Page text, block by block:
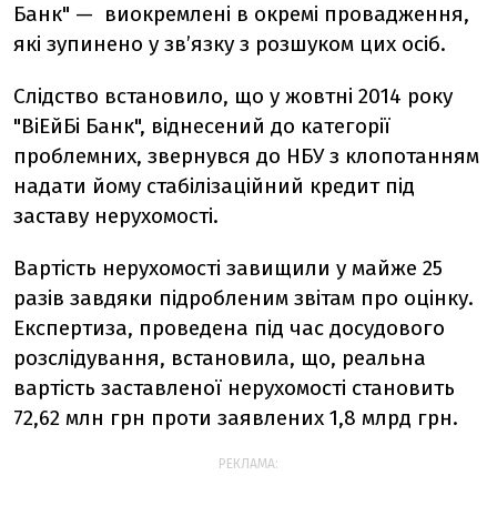
Банк" — виокремлені в окремі провадження,
які зупинено у зв’язку з розшуком цих осіб.
Слідство встановило, що у жовтні 2014 року
"ВіЕйБі Банк", віднесений до категорії
проблемних, звернувся до НБУ з клопотанням
надати йому стабілізаційний кредит під
заставу нерухомості.
Вартість нерухомості завищили у майже 25
разів завдяки підробленим звітам про оцінку.
Експертиза, проведена під час досудового
розслідування, встановила, що, реальна
вартість заставленої нерухомості становить
72,62 млн грн проти заявлених 1,8 млрд грн.
РЕКЛАМА: